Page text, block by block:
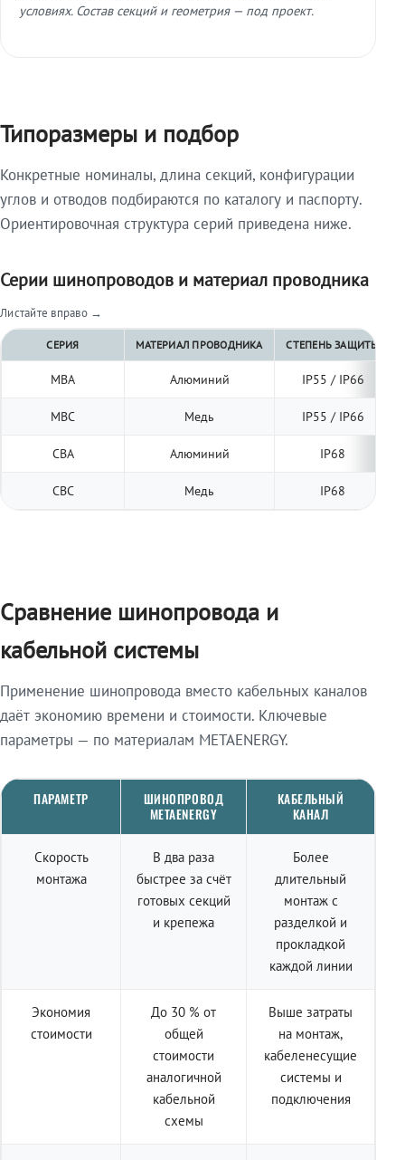
условиях. Состав секций и геометрия — под проект.
Типоразмеры и подбор
Конкретные номиналы, длина секций, конфигурации
углов и отводов подбираются по каталогу и паспорту.
Ориентировочная структура серий приведена ниже.
Серии шинопроводов и материал проводника
Листайте вправо →
СЕРИЯ МАТЕРИАЛ ПРОВОДНИКА СТЕПЕНЬ ЗАЩИТЫ
МВА Алюминий IP55 / IP66
МВС Медь IP55 / IP66
СВА Алюминий IP68
СВС Медь IP68
Сравнение шинопровода и
кабельной системы
Применение шинопровода вместо кабельных каналов
даёт экономию времени и стоимости. Ключевые
параметры — по материалам METAENERGY.
ПАРАМЕТР
ШИНОПРОВОД
METAENERGY
КАБЕЛЬНЫЙ
КАНАЛ
Скорость
монтажа
В два раза
быстрее за счёт
готовых секций
и крепежа
Более
длительный
монтаж с
разделкой и
прокладкой
каждой линии
Экономия
стоимости
До 30 % от
общей
стоимости
аналогичной
кабельной
схемы
Выше затраты
на монтаж,
кабеленесущие
системы и
подключения